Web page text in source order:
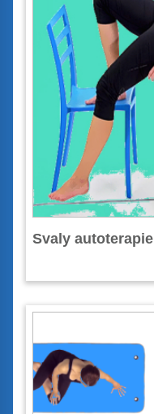
Svaly autoterapie